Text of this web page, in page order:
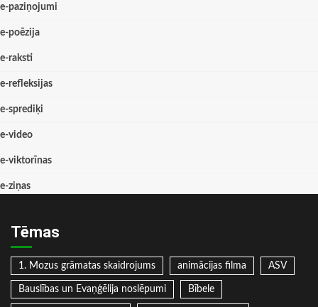
e-paziņojumi
e-poēzija
e-raksti
e-refleksijas
e-sprediķi
e-video
e-viktorīnas
e-ziņas
Tēmas
1. Mozus grāmatas skaidrojums animācijas filma ASV
Bauslības un Evaņģēlija noslēpumi Bībele